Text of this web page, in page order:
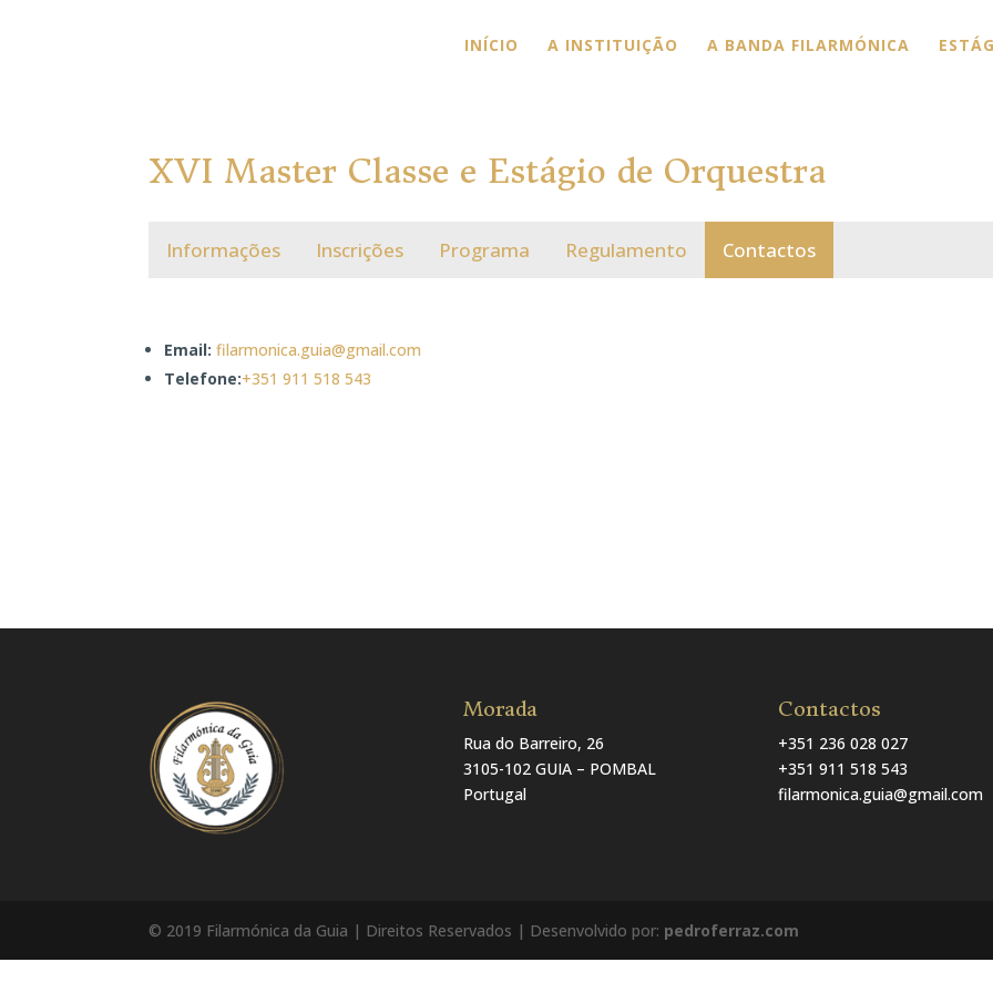
INÍCIO A INSTITUIÇÃO A BANDA FILARMÓNICA
XVI Master Classe e Estágio de Orquestra
Informações Inscrições Programa Regulamento Contactos
Email: filarmonica.guia@gmail.com
Telefone:+351 911 518 543
Morada
Rua do Barreiro, 26
3105-102 GUIA – POMBAL
Portugal
Contactos
+351 236 028 027
+351 911 518 543
filarmonica.guia@gmail.com
© 2019 Filarmónica da Guia | Direitos Reservados | Desenvolvido por: pedroferraz.com